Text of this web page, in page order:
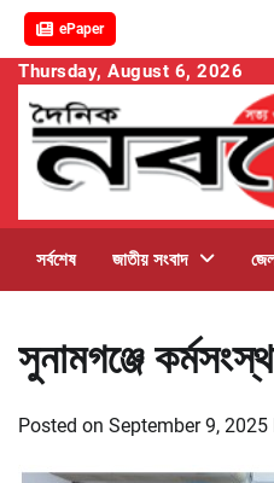
ePaper
Skip
content
Thursday, August 6, 2026
সর্বশেষ জাতীয় সংবাদ
সুনামগঞ্জে
Posted on September 9, 2025